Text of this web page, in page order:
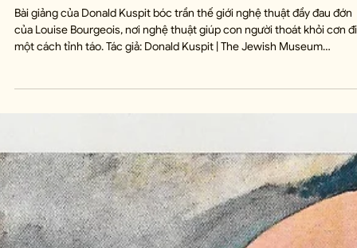
Minh Đào
3 thg 7
17 phút đọc
Art Is A Guarantee Of Sanity
Bài giảng của Donald Kuspit bóc trần thế giới nghệ thuật đầy đau đớn
một cách tỉnh táo. Tác giả: Donald Kuspit | The Jewish Museum
(4/6/2021) Hôm nay tôi sẽ bàn về nữ nghệ sĩ Louise Bourgeois. Tiêu đề
bài nói chuyện của tôi là "Lợi ích của nghệ thuật". Theo Louise
"Nghệ thuật là sự đảm bảo cho sự tỉnh táo" – đây chính là phát ngôn
bản thân bà. Cốt lõi trong nghệ thuật của Louise Bourgeois l